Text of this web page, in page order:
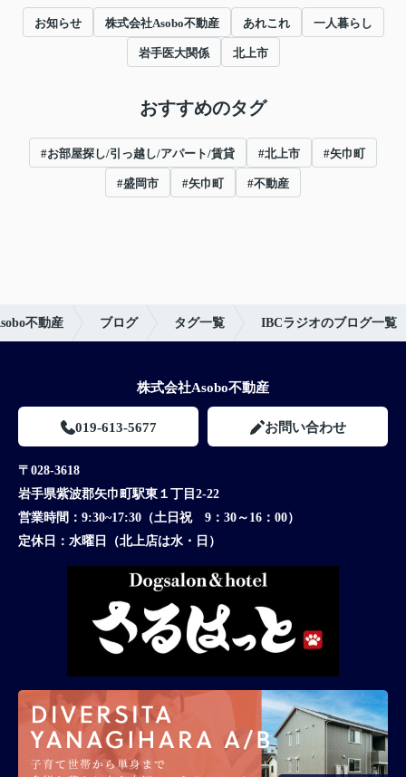
お知らせ 株式会社Asobo不動産 あれこれ 一人暮らし
岩手医大関係 北上市
おすすめのタグ
#お部屋探し/引っ越し/アパート/賃貸 #北上市 #矢巾町
#盛岡市 #矢巾町 #不動産
不動産 ブログ タグ一覧 IBCラジオのブログ一覧
株式会社Asobo不動産
019-613-5677 お問い合わせ
〒028-3618
岩手県紫波郡矢巾町駅東１丁目2-22
営業時間： 9:30~17:30（土日祝 9：30～16：00）
定休日： 水曜日（北上店は水・日）